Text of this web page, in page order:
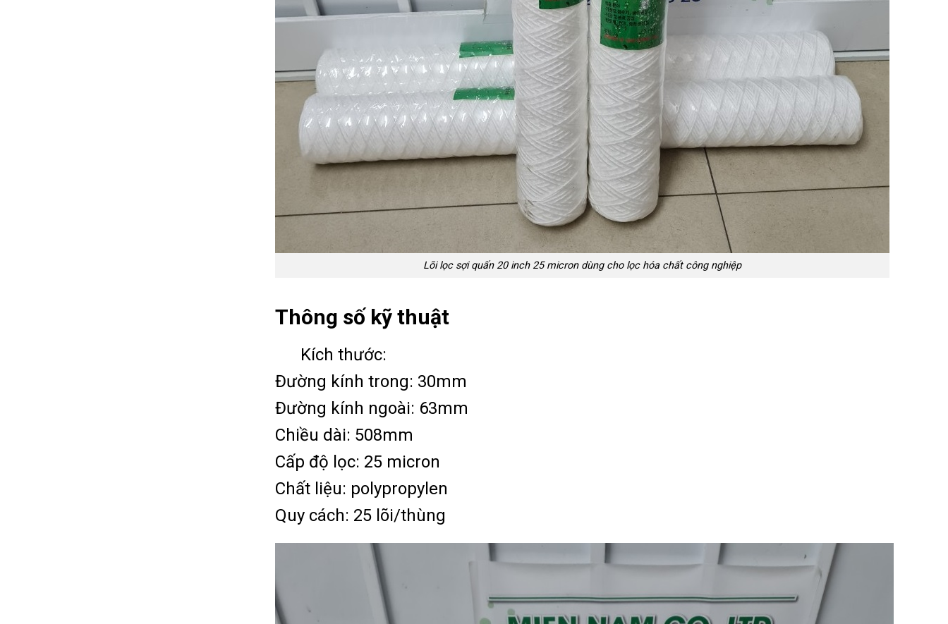
Lõi lọc sợi quấn 20 inch 25 micron dùng cho lọc hóa chất công nghiệp
Thông số kỹ thuật
Kích thước:
Đường kính trong: 30mm
Đường kính ngoài: 63mm
Chiều dài: 508mm
Cấp độ lọc: 25 micron
Chất liệu: polypropylen
Quy cách: 25 lõi/thùng